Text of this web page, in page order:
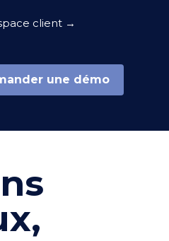
client →
une démo